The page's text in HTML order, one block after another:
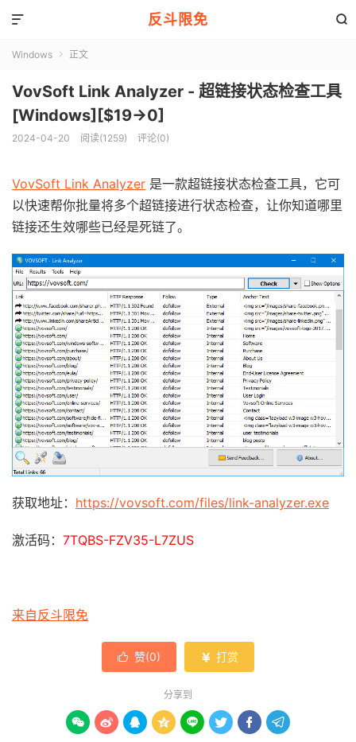
反斗限免 

Windows  正文
VovSoft Link Analyzer - 超链接状态检查工具
[Windows][$19→0]
2024-04-20 阅读(1259) 评论(0)
VovSoft Link Analyzer 是一款超链接状态检查工具，它可
以快速帮你批量将多个超链接进行状态检查，让你知道哪里
链接还生效哪些已经是死链了。
获取地址： https://vovsoft.com/files/link-analyzer.exe
激活码： 7TQBS-FZV35-L7ZUS
来自反斗限免
 赞(0)  打赏
分享到
       